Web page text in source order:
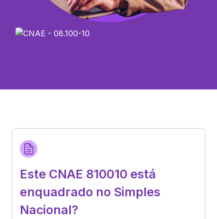
Este CNAE 810010 está
enquadrado no Simples
Nacional?